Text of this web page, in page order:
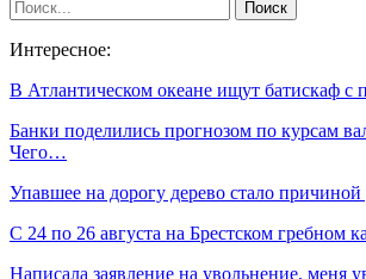
Интересное:
В Атлантическом океане ищут батискаф
Банки поделились прогнозом по курсам
Чего…
Упавшее на дорогу дерево стало
С 24 по 26 августа на Брестском гребном
Написала заявление на увольнение, меня